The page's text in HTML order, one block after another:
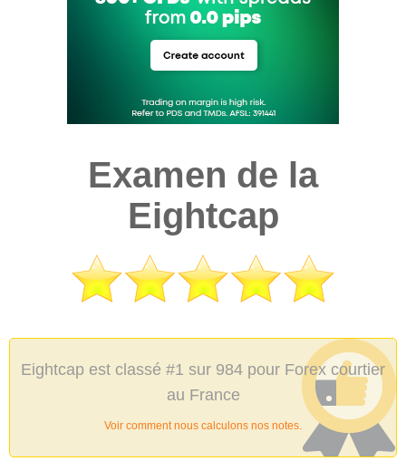
Examen de la
Eightcap
Eightcap est classé #1 sur 984 pour Forex courtier
au France
Voir comment nous calculons nos notes.